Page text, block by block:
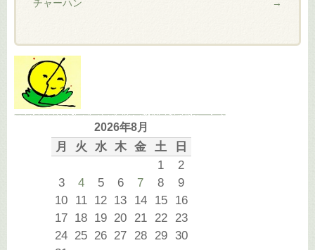
チャーハン
→
2026年8月
月 火 水 木 金 土
日
1
2
3
4 5 6 7 8
9
10 11 12 13 14 15
16
17 18 19 20 21 22
23
24 25 26 27 28 29 30